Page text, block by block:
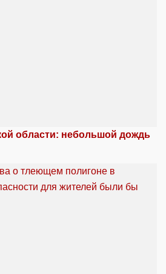
области: небольшой дождь